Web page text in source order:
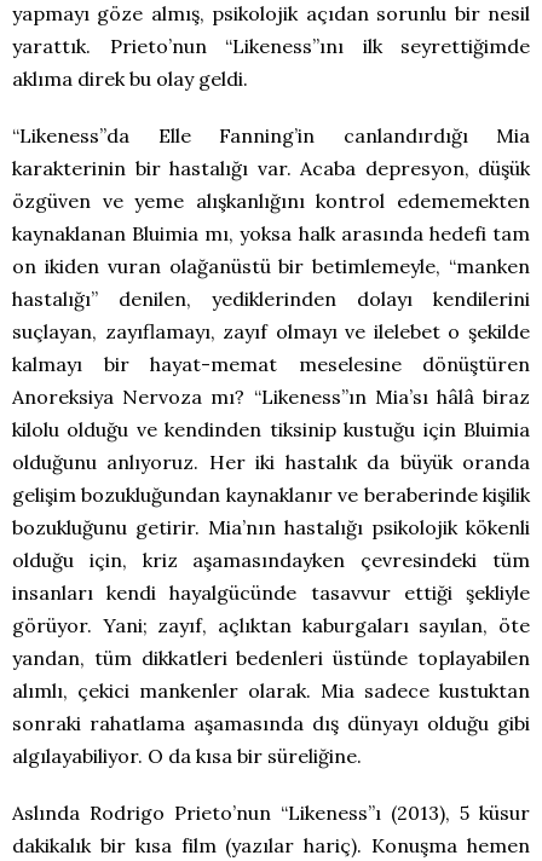
yapmayı göze almış, psikolojik açıdan sorunlu bir nesil
yarattık. Prieto’nun “Likeness”ını ilk seyrettiğimde
aklıma direk bu olay geldi.
“Likeness”da Elle Fanning’in canlandırdığı Mia
karakterinin bir hastalığı var. Acaba depresyon, düşük
özgüven ve yeme alışkanlığını kontrol edememekten
kaynaklanan Bluimia mı, yoksa halk arasında hedefi tam
on ikiden vuran olağanüstü bir betimlemeyle, “manken
hastalığı” denilen, yediklerinden dolayı kendilerini
suçlayan, zayıflamayı, zayıf olmayı ve ilelebet o şekilde
kalmayı bir hayat-memat meselesine dönüştüren
Anoreksiya Nervoza mı? “Likeness”ın Mia’sı hâlâ biraz
kilolu olduğu ve kendinden tiksinip kustuğu için Bluimia
olduğunu anlıyoruz. Her iki hastalık da büyük oranda
gelişim bozukluğundan kaynaklanır ve beraberinde kişilik
bozukluğunu getirir. Mia’nın hastalığı psikolojik kökenli
olduğu için, kriz aşamasındayken çevresindeki tüm
insanları kendi hayalgücünde tasavvur ettiği şekliyle
görüyor. Yani; zayıf, açlıktan kaburgaları sayılan, öte
yandan, tüm dikkatleri bedenleri üstünde toplayabilen
alımlı, çekici mankenler olarak. Mia sadece kustuktan
sonraki rahatlama aşamasında dış dünyayı olduğu gibi
algılayabiliyor. O da kısa bir süreliğine.
Aslında Rodrigo Prieto’nun “Likeness”ı (2013), 5 küsur
dakikalık bir kısa film (yazılar hariç). Konuşma hemen